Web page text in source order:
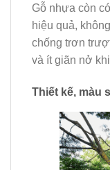
Gỗ nhựa còn
hiệu quả,
chống trơn
và ít giãn nở
Thiết kế, màu